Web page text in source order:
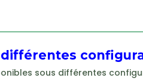
différentes
sous différentes